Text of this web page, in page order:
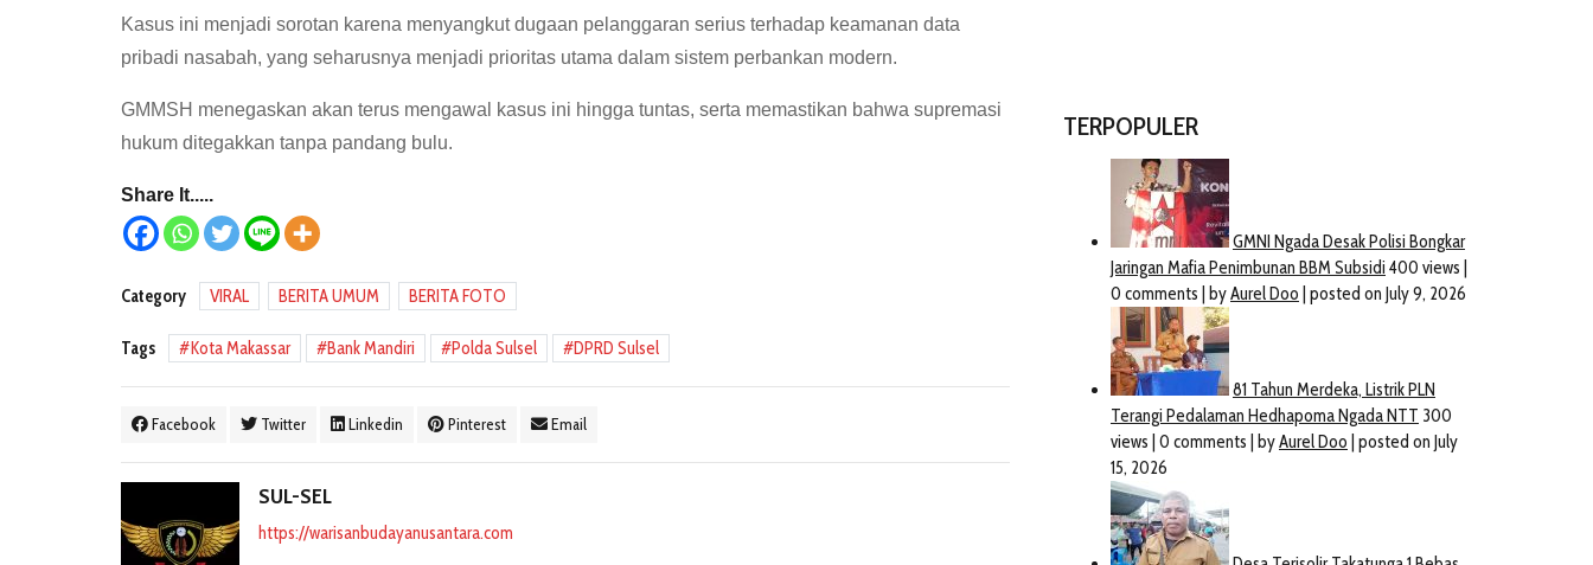
Kasus ini menjadi sorotan karena menyangkut dugaan pelanggaran serius terhadap keamanan data
pribadi nasabah, yang seharusnya menjadi prioritas utama dalam sistem perbankan modern.
GMMSH menegaskan akan terus mengawal kasus ini hingga tuntas, serta memastikan bahwa supremasi
hukum ditegakkan tanpa pandang bulu.
Share It.....
Category VIRAL BERITA UMUM BERITA FOTO
Tags Kota Makassar Bank Mandiri Polda Sulsel DPRD Sulsel
Facebook Twitter Linkedin Pinterest Email
SUL-SEL
https://warisanbudayanusantara.com
TERPOPULER